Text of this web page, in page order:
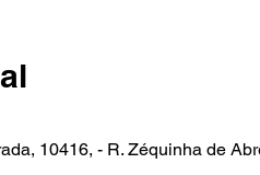
10416, - R. Zéquinha de